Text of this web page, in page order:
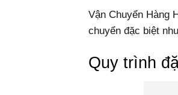
Vận Chuyển Hàng
chuyển đặc biệt
Quy trình